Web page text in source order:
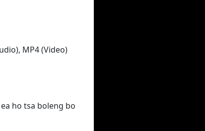
MP4 (Video)
ho tsa boleng bo